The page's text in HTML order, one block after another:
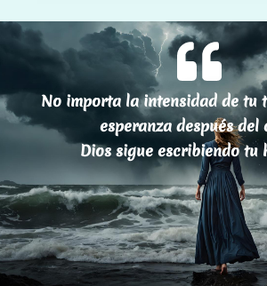
No importa la intensidad de tu
esperanza después del
Dios sigue escribiendo tu